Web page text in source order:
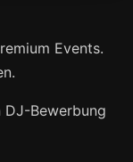
Events.
DJ-Bewerbung